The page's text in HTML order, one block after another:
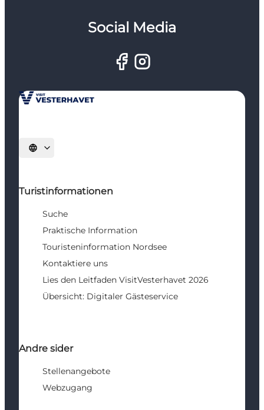
Social Media
Sprache auswählen
Turistinformationen
Suche
Praktische Information
Touristeninformation Nordsee
Kontaktiere uns
Lies den Leitfaden VisitVesterhavet 2026
Übersicht: Digitaler Gästeservice
Andre sider
Stellenangebote
Webzugang